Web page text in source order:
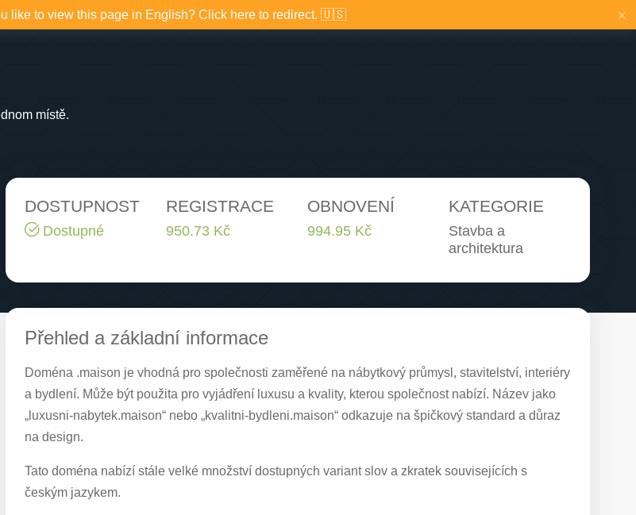
like to view this page in English? Click here to redirect. 🇺🇸 ×
místě.
DOSTUPNOST
Dostupné
REGISTRACE
950.73 Kč
OBNOVENÍ
994.95 Kč
KATEGORIE
Stavba a
architektura
Přehled a základní informace
Doména .maison je vhodná pro společnosti zaměřené na nábytkový průmysl, stavitelství, interiéry
a bydlení. Může být použita pro vyjádření luxusu a kvality, kterou společnost nabízí. Název jako
„luxusni-nabytek.maison“ nebo „kvalitni-bydleni.maison“ odkazuje na špičkový standard a důraz
na design.
Tato doména nabízí stále velké množství dostupných variant slov a zkratek souvisejících s
českým jazykem.